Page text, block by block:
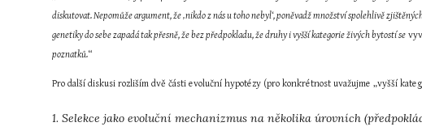
diskutovat. Nepomůže argument, že ‚nikdo z nás u toho nebyl‘, poněvadž množství spolehlivě
genetiky do sebe zapadá tak přesně, že bez předpokladu, že druhy i vyšší kategorie živých bytostí se
poznatků.“
Pro další diskusi rozliším dvě části evoluční hypotézy (pro konkrétnost uvažujme „vyšší
1. Selekce jako evoluční mechanizmus na několika úrovních